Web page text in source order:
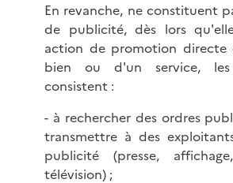
En revanche, ne constituent
de publicité, dès lors
action de promotion
bien ou d'un service,
consistent :
- à rechercher des ordres
transmettre à des
publicité (presse,
télévision) ;